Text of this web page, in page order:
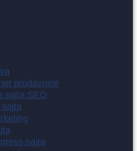
prodavnice
sajta SEO
sajta